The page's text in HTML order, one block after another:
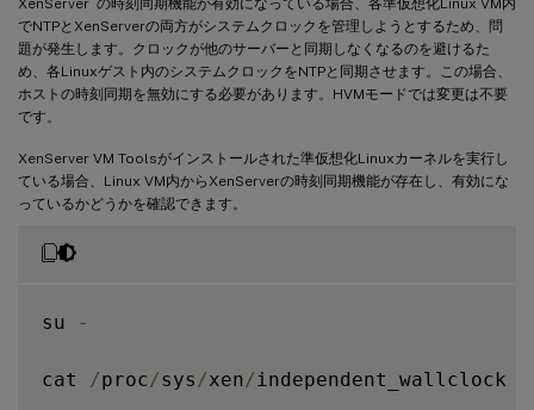
でNTPとXenServerの両方がシステムクロックを管理しようとするため、問
題が発生します。クロックが他のサーバーと同期しなくなるのを避けるた
め、各Linuxゲスト内のシステムクロックをNTPと同期させます。この場合、
ホストの時刻同期を無効にする必要があります。HVMモードでは変更は不要
です。
XenServer VM Toolsがインストールされた準仮想化Linuxカーネルを実行し
ている場合、Linux VM内からXenServerの時刻同期機能が存在し、有効にな
っているかどうかを確認できます。
su -
cat /proc/sys /xen/ independent_wallclock